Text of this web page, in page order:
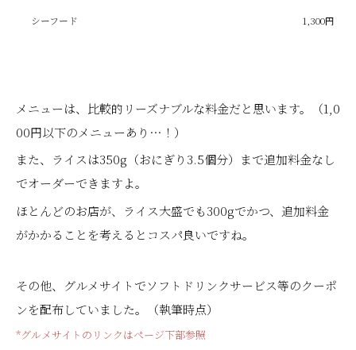
シーフード 1,300円
メニューは、比較的リーズナブルな料金だと思います。（1,0
00円以下のメニューあり…！）
また、ライスは350g（おにぎり3.5個分）まで追加料金なし
でオーダーできますよ。
ほとんどのお店が、ライス大盛でも300gでかつ、追加料金
がかかることを考えるとコスパ良いですね。
その他、グルメサイトでソフトドリンクサービス等のクーポ
ンを配布していました。（執筆時点）
*グルメサイトのリンクはページ下部参照